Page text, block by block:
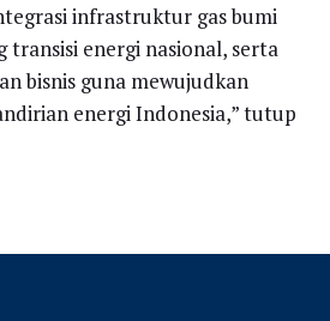
infrastruktur gas bumi
transisi energi nasional, serta
bisnis guna mewujudkan
energi Indonesia,” tutup